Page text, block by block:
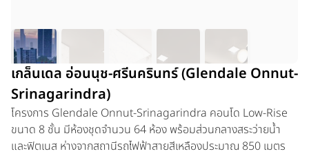
เกล็นเดล อ่อนนุช-ศรีนครินทร์ (Glendale Onnut-
Srinagarindra)
โครงการ Glendale Onnut-Srinagarindra คอนโด Low-Rise
ขนาด 8 ชั้น มีห้องชุดจำนวน 64 ห้อง พร้อมส่วนกลางสระว่ายน้ำ
และฟิตเนส ห่างจากสถานีรถไฟฟ้าสายสีเหลืองประมาณ 850 เมตร